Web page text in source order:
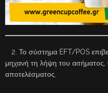
2. Το σύστημα EFT/POS
μηχανή τη λήψη του
αποτελέσματος.